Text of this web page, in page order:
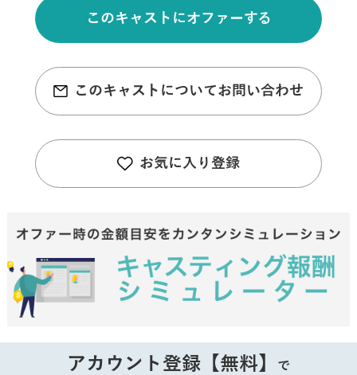
このキャストにオファーする
このキャストについてお問い合わせ
お気に入り登録
アカウント登録【無料】 で